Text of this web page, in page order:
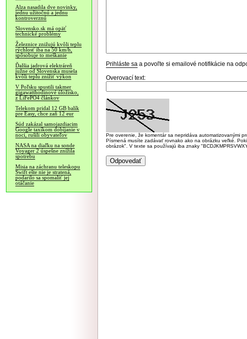
Alza nasadila dve novinky,
jednu užitočnú a jednu
kontroverznú
Slovensko.sk má opäť
technické problémy
Železnice znižujú kvôli teplu
rýchlosť iba na 50 km/h,
spôsobuje to meškanie
Ďalšia jadrová elektráreň
južne od Slovenska musela
kvôli teplu znížiť výkon
V Poľsku spustili takmer
gigawatthodinové úložisko,
z LiFePO4 článkov
Telekom pridal 12 GB balík
pre Easy, chce zaň 12 eur
Súd zakázal samojazdiacim
Google taxíkom dobíjanie v
noci, rušili obyvateľov
NASA na diaľku na sonde
Voyager 2 úspešne znížila
spotrebu
Misia na záchranu teleskopu
Swift ešte nie je stratená,
podarilo sa spomaliť jej
otáčanie
Prihláste sa a povoľte si emailové notifikácie na
Overovací text:
Pre overenie, že komentár sa nepridáva automatizovanými
Písmená musíte zadávať rovnako ako na obrázku veľké.
obrázok". V texte sa používajú iba znaky